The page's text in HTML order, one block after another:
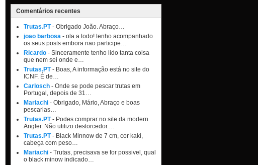
Comentários recentes
Trutas.PT- Obrigado João. Abraço…
joao barbosa - ola a todo! tenho acompanhado
os seus posts embora nao participe…
Ricardo - Sinceramente tenho lido tanta coisa
que nem sei onde e…
Trutas.PT- Boas, A informação está no site do
ICNF. É de…
Carlosch - Onde se pode pescar trutas em
Portugal, depois de 31…
Mariachi - Obrigado, Mário, Abraço e boas
pescarias…
Trutas.PT- Podes comprar no site da modern
Angler. Não utilizo destorcedor.…
Trutas.PT- Black Minnow de 7 cm, cor kaki,
cabeça com peso…
Mariachi - Trutas, precisava se for possivel, qual
o black minow indicado…